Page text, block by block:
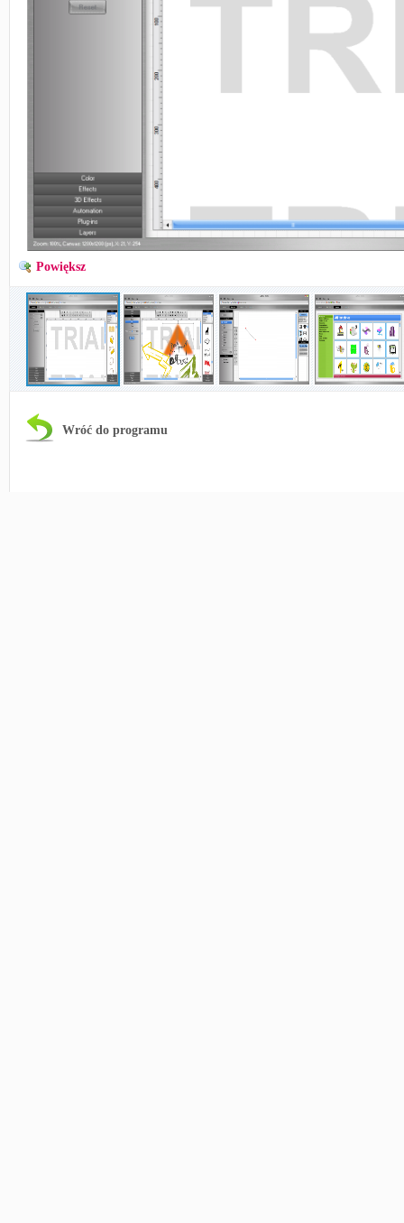
Powiększ
Wróć do programu